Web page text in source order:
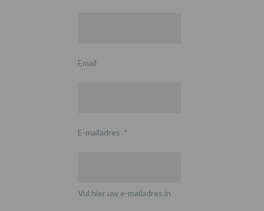
Email
E-mailadres *
Vul hier uw e-mailadres in